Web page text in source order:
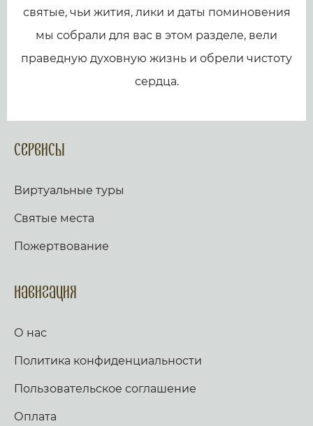
святые, чьи жития, лики и даты поминовения
мы собрали для вас в этом разделе, вели
праведную духовную жизнь и обрели чистоту
сердца.
Сервисы
Виртуальные туры
Святые места
Пожертвование
Навигация
О нас
Политика конфиденциальности
Пользовательское соглашение
Оплата